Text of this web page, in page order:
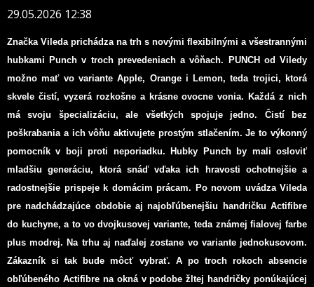
29.05.2026 12:38
Značka Vileda prichádza na trh s novými flexibilnými a všestrannými
hubkami Punch v troch prevedeniach a vôňach. PUNCH od Viledy
možno mať vo variante Apple, Orange i Lemon, teda trojici, ktorá
skvele čistí, vyzerá rozkošne a krásne ovocne vonia. Každá z nich
má svoju špecializáciu, ale všetkých spojuje jedno. Čistí bez
poškrabania a ich vôňu aktivujete prostým stlačením. Je to výkonný
pomocník v boji proti neporiadku. Hubky Punch by mali osloviť
mladšiu generáciu, ktorá snáď vďaka ich hravosti ochotnejšie a
radostnejšie prispeje k domácim prácam. Po novom uvádza Vileda
pre nadchádzajúce obdobie aj najobľúbenejšiu handričku Actifibre
do kuchyne, a to vo dvojkusovej variante, teda známej fialovej farbe
plus modrej. Na trhu aj naďalej zostane vo variante jednokusovom.
Zákazník si tak bude môcť vybrať. A po troch rokoch absencie
obľúbeného Actifibre na okná v podobe žltej handričky ponúkajúcej